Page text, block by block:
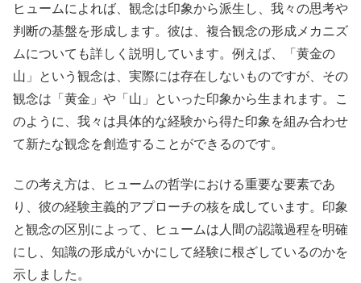
ヒュームによれば、観念は印象から派生し、我々の思考や
判断の基盤を形成します。彼は、複合観念の形成メカニズ
ムについても詳しく説明しています。例えば、「黄金の
山」という観念は、実際には存在しないものですが、その
観念は「黄金」や「山」といった印象から生まれます。こ
のように、我々は具体的な経験から得た印象を組み合わせ
て新たな観念を創造することができるのです。
この考え方は、ヒュームの哲学における重要な要素であ
り、彼の経験主義的アプローチの核を成しています。印象
と観念の区別によって、ヒュームは人間の認識過程を明確
にし、知識の形成がいかにして経験に根ざしているのかを
示しました。